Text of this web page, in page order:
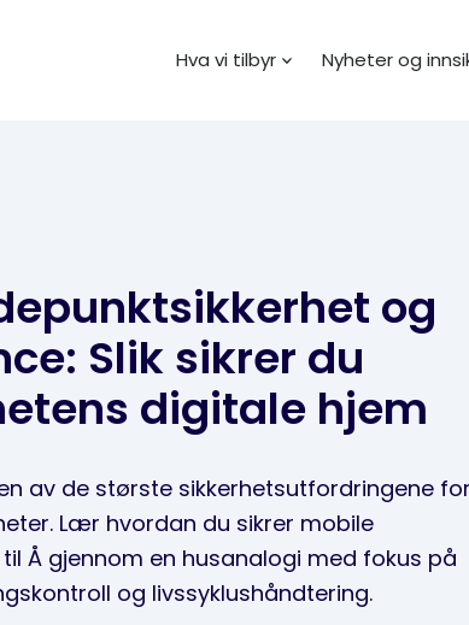
Hva vi tilbyr Nyheter og
og
Slik sikrer du
digitale hjem
av de største sikkerhetsutfordringene for
Lær hvordan du sikrer mobile
Å gjennom en husanalogi med fokus på
og livssyklushåndtering.